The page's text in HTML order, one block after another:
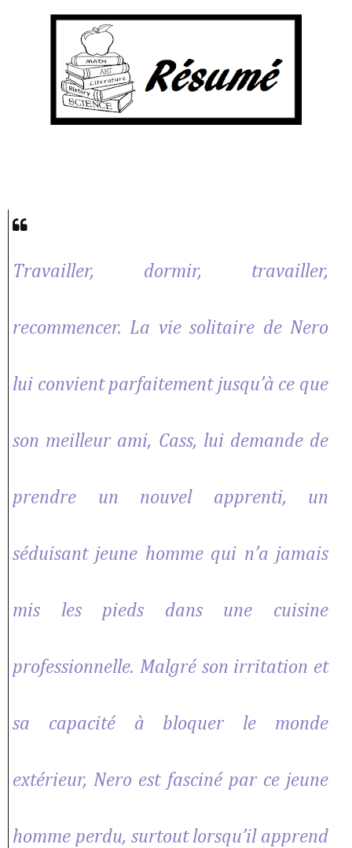
Travailler, dormir, travailler,
recommencer. La vie solitaire de Nero
lui convient parfaitement jusqu’à ce que
son meilleur ami, Cass, lui demande de
prendre un nouvel apprenti, un
séduisant jeune homme qui n’a jamais
mis les pieds dans une cuisine
professionnelle. Malgré son irritation et
sa capacité à bloquer le monde
extérieur, Nero est fasciné par ce jeune
homme perdu, surtout lorsqu’il apprend